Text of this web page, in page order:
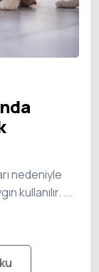
nedeniyle
kullanılır. ...